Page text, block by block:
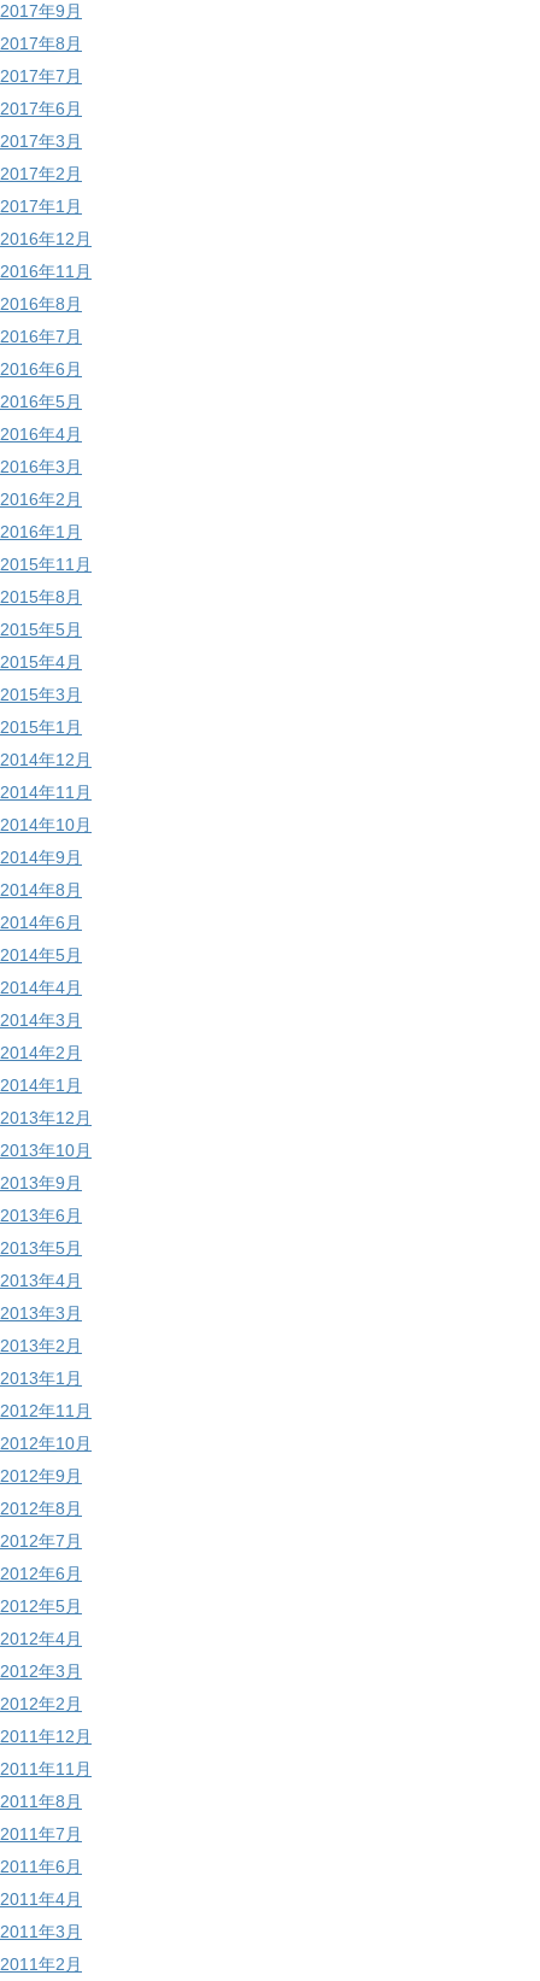
2017年9月
2017年8月
2017年7月
2017年6月
2017年3月
2017年2月
2017年1月
2016年12月
2016年11月
2016年8月
2016年7月
2016年6月
2016年5月
2016年4月
2016年3月
2016年2月
2016年1月
2015年11月
2015年8月
2015年5月
2015年4月
2015年3月
2015年1月
2014年12月
2014年11月
2014年10月
2014年9月
2014年8月
2014年6月
2014年5月
2014年4月
2014年3月
2014年2月
2014年1月
2013年12月
2013年10月
2013年9月
2013年6月
2013年5月
2013年4月
2013年3月
2013年2月
2013年1月
2012年11月
2012年10月
2012年9月
2012年8月
2012年7月
2012年6月
2012年5月
2012年4月
2012年3月
2012年2月
2011年12月
2011年11月
2011年8月
2011年7月
2011年6月
2011年4月
2011年3月
2011年2月